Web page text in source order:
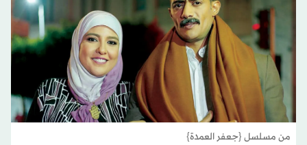
من مسلسل {جعفر العمدة}